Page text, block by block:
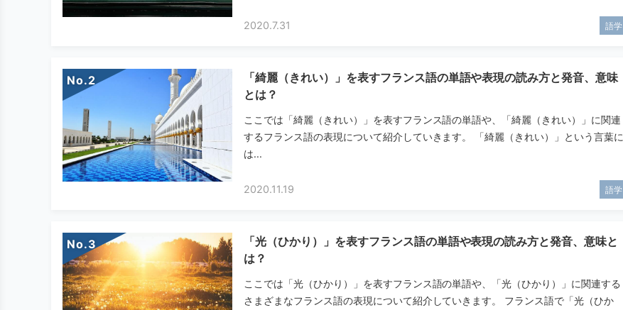
2020.7.31 語学
No.
「綺麗（きれい）」を表すフランス語の単語や表現の読み方と発音、意味
とは？
ここでは「綺麗（きれい）」を表すフランス語の単語や、「綺麗（きれい）」に関連
するフランス語の表現について紹介していきます。 「綺麗（きれい）」という言葉に
は...
2020.11.19 語学
No.
「光（ひかり）」を表すフランス語の単語や表現の読み方と発音、意味と
は？
ここでは「光（ひかり）」を表すフランス語の単語や、「光（ひかり）」に関連する
さまざまなフランス語の表現について紹介していきます。 フランス語で「光（ひか